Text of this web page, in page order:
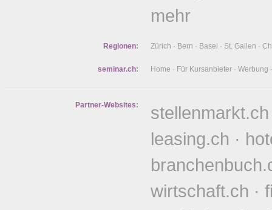
mehr
Regionen: Zürich · Bern · Basel · St. Gallen ·
seminar.ch: Home · Für Kursanbieter · Werbung
Partner-Websites: stellenmarkt.ch
leasing.ch ·
wirtschaft.ch ·